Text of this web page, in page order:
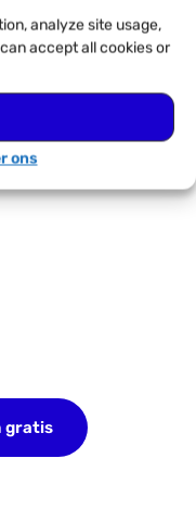
analyze site usage,
accept all cookies or
ons
gratis